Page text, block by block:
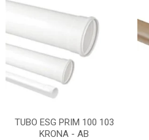
TUBO ESG PRIM 100 103
KRONA - AB